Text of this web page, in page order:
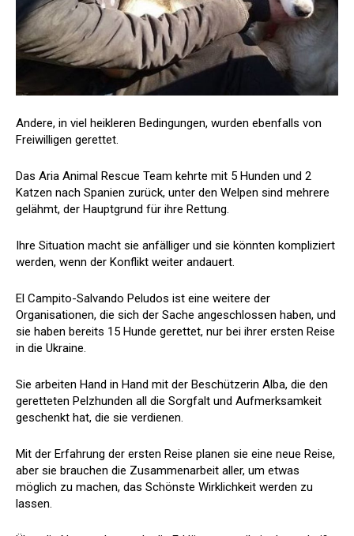
Andere, in viel heikleren Bedingungen, wurden ebenfalls von
Freiwilligen gerettet.
Das Aria Animal Rescue Team kehrte mit 5 Hunden und 2
Katzen nach Spanien zurück, unter den Welpen sind mehrere
gelähmt, der Hauptgrund für ihre Rettung.
Ihre Situation macht sie anfälliger und sie könnten kompliziert
werden, wenn der Konflikt weiter andauert.
El Campito-Salvando Peludos ist eine weitere der
Organisationen, die sich der Sache angeschlossen haben, und
sie haben bereits 15 Hunde gerettet, nur bei ihrer ersten Reise
in die Ukraine.
Sie arbeiten Hand in Hand mit der Beschützerin Alba, die den
geretteten Pelzhunden all die Sorgfalt und Aufmerksamkeit
geschenkt hat, die sie verdienen.
Mit der Erfahrung der ersten Reise planen sie eine neue Reise,
aber sie brauchen die Zusammenarbeit aller, um etwas
möglich zu machen, das Schönste Wirklichkeit werden zu
lassen.